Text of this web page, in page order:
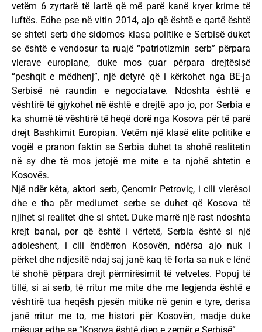
vetëm 6 zyrtarë të lartë që më parë kanë kryer krime të
luftës. Edhe pse në vitin 2014, ajo që është e qartë është
se shteti serb dhe sidomos klasa politike e Serbisë duket
se është e vendosur ta ruajë “patriotizmin serb” përpara
vlerave europiane, duke mos çuar përpara drejtësisë
“peshqit e mëdhenj”, një detyrë që i kërkohet nga BE-ja
Serbisë në raundin e negociatave. Ndoshta është e
vështirë të gjykohet në është e drejtë apo jo, por Serbia e
ka shumë të vështirë të heqë dorë nga Kosova për të parë
drejt Bashkimit Europian. Vetëm një klasë elite politike e
vogël e pranon faktin se Serbia duhet ta shohë realitetin
në sy dhe të mos jetojë me mite e ta njohë shtetin e
Kosovës.
Një ndër këta, aktori serb, Çenomir Petroviç, i cili vlerësoi
dhe e tha për mediumet serbe se duhet që Kosova të
njihet si realitet dhe si shtet. Duke marrë një rast ndoshta
krejt banal, por që është i vërtetë, Serbia është si një
adoleshent, i cili ëndërron Kosovën, ndërsa ajo nuk i
përket dhe ndjesitë ndaj saj janë kaq të forta sa nuk e lënë
të shohë përpara drejt përmirësimit të vetvetes. Popuj të
tillë, si ai serb, të rritur me mite dhe me legjenda është e
vështirë tua heqësh pjesën mitike në genin e tyre, derisa
janë rritur me to, me histori për Kosovën, madje duke